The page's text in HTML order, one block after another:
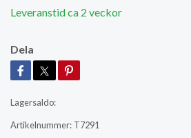
Leveranstid ca 2 veckor
Dela
Lagersaldo:
Artikelnummer: T7291